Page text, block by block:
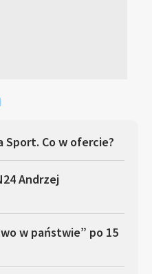
Sport. Co w ofercie?
Andrzej
w państwie” po 15